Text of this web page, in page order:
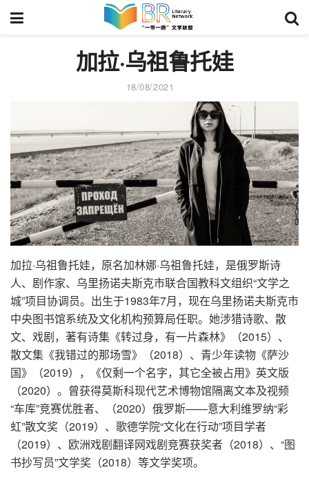
加拉·乌祖鲁托娃
18/08/2021
加拉·乌祖鲁托娃，原名加林娜·乌祖鲁托娃，是俄罗斯诗
人、剧作家、乌里扬诺夫斯克市联合国教科文组织“文学之
城”项目协调员。出生于1983年7月，现在乌里扬诺夫斯克市
中央图书馆系统及文化机构预算局任职。她涉猎诗歌、散
文、戏剧，著有诗集《转过身，有一片森林》（2015）、
散文集《我错过的那场雪》（2018）、青少年读物《萨沙
国》（2019），《仅剩一个名字，其它全被占用》英文版
（2020）。曾获得莫斯科现代艺术博物馆隔离文本及视频
“车库”竞赛优胜者、（2020）俄罗斯——意大利维罗纳“彩
虹”散文奖（2019）、歌德学院“文化在行动”项目学者
（2019）、欧洲戏剧翻译网戏剧竞赛获奖者（2018）、“图
书抄写员”文学奖（2018）等文学奖项。